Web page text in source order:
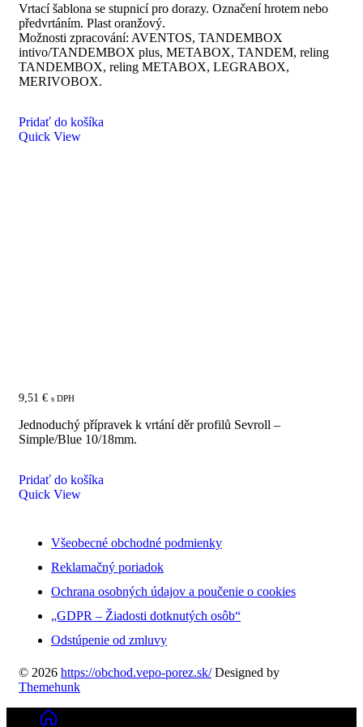
Vrtací šablona se stupnicí pro dorazy. Označení hrotem nebo
předvrtáním. Plast oranžový.
Možnosti zpracování: AVENTOS, TANDEMBOX
intivo/TANDEMBOX plus, METABOX, TANDEM, reling
TANDEMBOX, reling METABOX, LEGRABOX,
MERIVOBOX.
Pridať do košíka
Quick View
9,51 € s DPH
Jednoduchý přípravek k vrtání děr profilů Sevroll –
Simple/Blue 10/18mm.
Pridať do košíka
Quick View
Všeobecné obchodné podmienky
Reklamačný poriadok
Ochrana osobných údajov a poučenie o cookies
„GDPR – Žiadosti dotknutých osôb“
Odstúpenie od zmluvy
© 2026 https://obchod.vepo-porez.sk/ Designed by
Themehunk